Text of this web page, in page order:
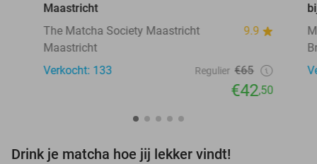
Maastricht
The Matcha Society Maastricht
9.9
Maastricht
Verkocht: 133
Regulier €65
€42,50
Drink je matcha hoe jij lekker vindt!